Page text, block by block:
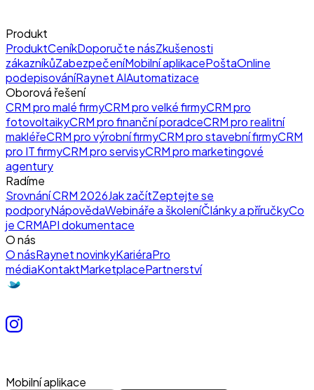
Produkt
ProduktCeníkDoporučte násZkušenosti
zákazníkůZabezpečeníMobilní aplikacePoštaOnline
podepisováníRaynet AIAutomatizace
Oborová řešení
CRM pro malé firmyCRM pro velké firmyCRM pro
fotovoltaikyCRM pro finanční poradceCRM pro realitní
makléřeCRM pro výrobní firmyCRM pro stavební firmyCRM
pro IT firmyCRM pro servisyCRM pro marketingové
agentury
Radíme
Srovnání CRM 2026Jak začítZeptejte se
podporyNápovědaWebináře a školeníČlánky a příručkyCo
je CRMAPI dokumentace
O nás
O násRaynet novinkyKariéraPro
médiaKontaktMarketplacePartnerství
Mobilní aplikace